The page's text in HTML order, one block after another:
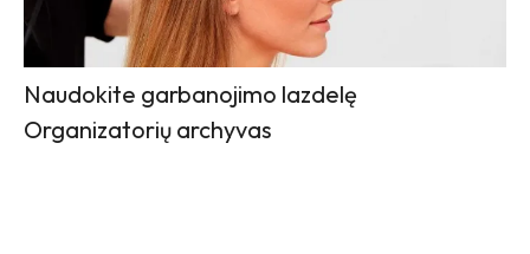
Naudokite garbanojimo lazdelę
Organizatorių archyvas